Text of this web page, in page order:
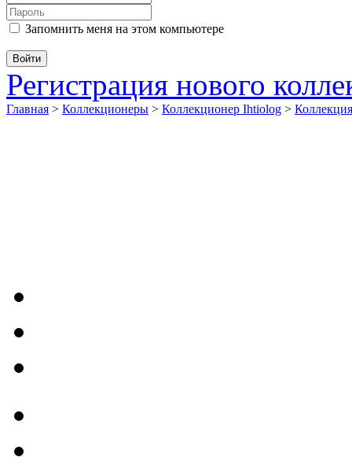
Запомнить меня на этом компьютере
Регистрация нового
Главная > Коллекционеры > Коллекционер Ihtiolog >